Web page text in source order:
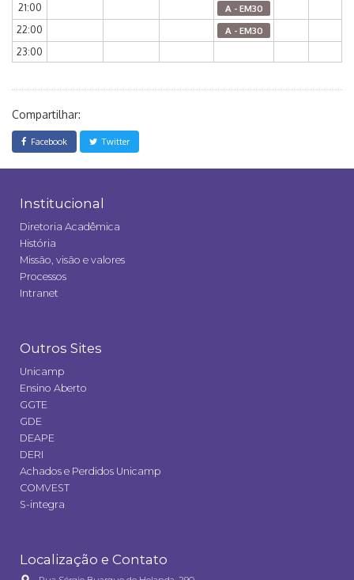
21:00 A - EM30
22:00 A - EM30
23:00
Compartilhar:
Facebook Twitter
Institucional
Diretoria Acadêmica
História
Missão, visão e valores
Processos
Intranet
Outros Sites
Unicamp
Ensino Aberto
GGTE
GDE
DEAPE
DERI
Achados e Perdidos Unicamp
COMVEST
S-integra
Localização e Contato